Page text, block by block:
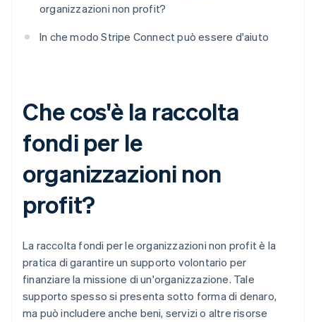
organizzazioni non profit?
In che modo Stripe Connect può essere d'aiuto
Che cos'è la raccolta
fondi per le
organizzazioni non
profit?
La raccolta fondi per le organizzazioni non profit è la
pratica di garantire un supporto volontario per
finanziare la missione di un'organizzazione. Tale
supporto spesso si presenta sotto forma di denaro,
ma può includere anche beni, servizi o altre risorse